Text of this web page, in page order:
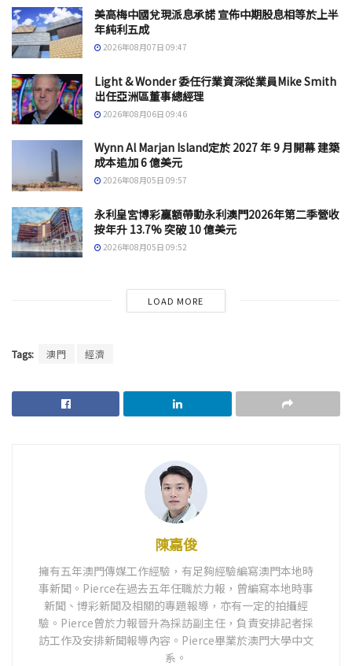
美高梅中國兌現派息承諾 宣佈中期股息相等於上半
年純利五成
2026年08月07日 09:47
Light & Wonder 委任行業資深從業員Mike Smith
出任亞洲區董事總經理
2026年08月06日 09:46
Wynn Al Marjan Island定於 2027 年 9 月開幕 建築
成本追加 6 億美元
2026年08月05日 09:57
永利皇宮博彩贏額帶動永利澳門2026年第二季營收
按年升 13.7% 突破 10 億美元
2026年08月05日 09:52
LOAD MORE
Tags: 澳門 經濟
陳嘉俊
擁有五年澳門傳媒工作經驗，有足夠經驗編寫澳門本地時
事新聞。Pierce在過去五年任職於力報，曾編寫本地時事
新聞、博彩新聞及相關的專題報導，亦有一定的拍攝經
驗。Pierce曾於力報晉升為採訪副主任，負責安排記者採
訪工作及安排新聞報導內容。Pierce畢業於澳門大學中文
系。